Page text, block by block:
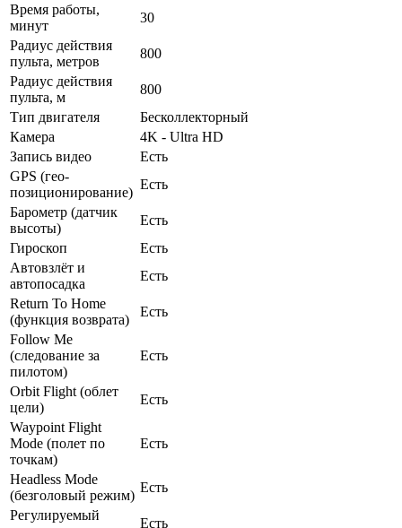
Время работы,
минут
30
Радиус действия
пульта, метров
800
Радиус действия
пульта, м
800
Тип двигателя
Бесколлекторный
Камера
4K - Ultra HD
Запись видео
Есть
GPS (гео-
позиционирование)
Есть
Барометр (датчик
высоты)
Есть
Гироскоп
Есть
Автовзлёт и
автопосадка
Есть
Return To Home
(функция возврата)
Есть
Follow Me
(следование за
пилотом)
Есть
Orbit Flight (облет
цели)
Есть
Waypoint Flight
Mode (полет по
точкам)
Есть
Headless Mode
(безголовый режим)
Есть
Регулируемый
Есть